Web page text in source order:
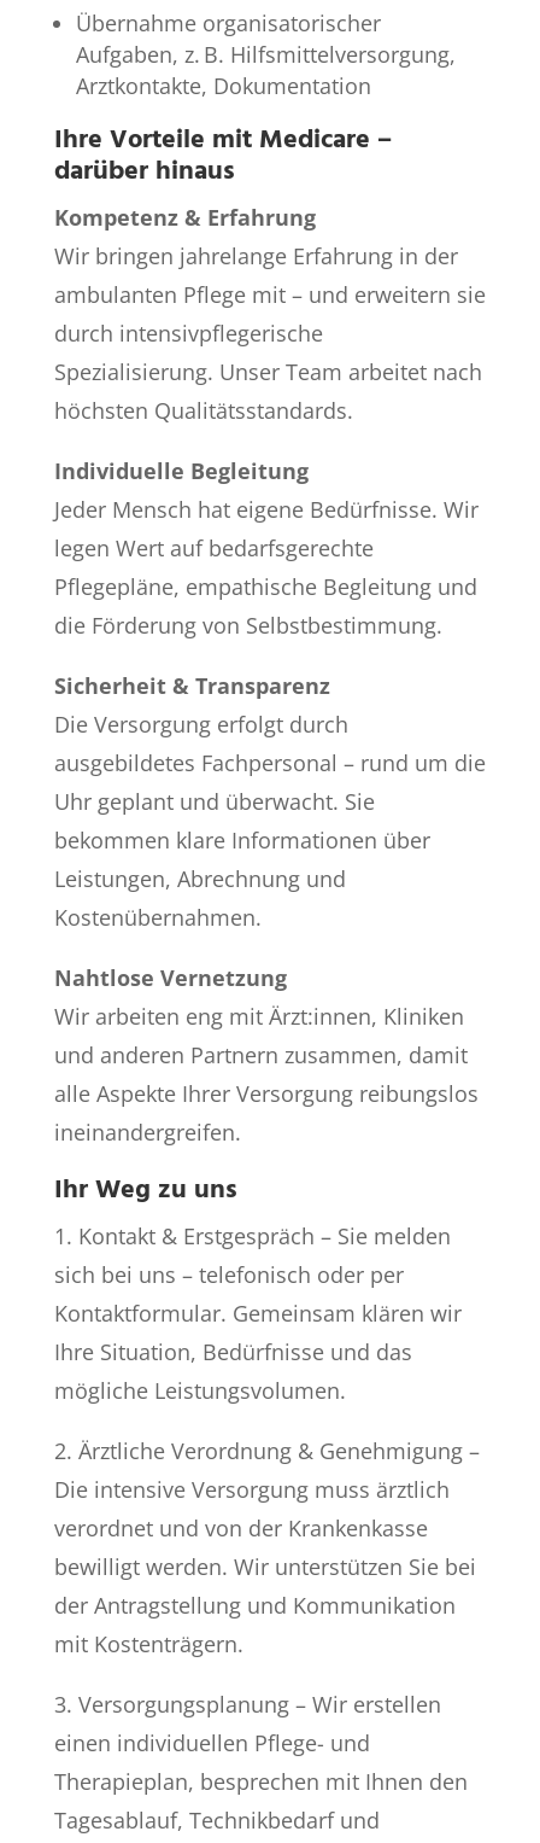
Übernahme organisatorischer
Aufgaben, z. B. Hilfsmittelversorgung,
Arztkontakte, Dokumentation
Ihre Vorteile mit Medicare –
darüber hinaus
Kompetenz & Erfahrung
Wir bringen jahrelange Erfahrung in der
ambulanten Pflege mit – und erweitern sie
durch intensivpflegerische
Spezialisierung. Unser Team arbeitet nach
höchsten Qualitätsstandards.
Individuelle Begleitung
Jeder Mensch hat eigene Bedürfnisse. Wir
legen Wert auf bedarfsgerechte
Pflegepläne, empathische Begleitung und
die Förderung von Selbstbestimmung.
Sicherheit & Transparenz
Die Versorgung erfolgt durch
ausgebildetes Fachpersonal – rund um die
Uhr geplant und überwacht. Sie
bekommen klare Informationen über
Leistungen, Abrechnung und
Kostenübernahmen.
Nahtlose Vernetzung
Wir arbeiten eng mit Ärzt:innen, Kliniken
und anderen Partnern zusammen, damit
alle Aspekte Ihrer Versorgung reibungslos
ineinandergreifen.
Ihr Weg zu uns
1. Kontakt & Erstgespräch – Sie melden
sich bei uns – telefonisch oder per
Kontaktformular. Gemeinsam klären wir
Ihre Situation, Bedürfnisse und das
mögliche Leistungsvolumen.
2. Ärztliche Verordnung & Genehmigung –
Die intensive Versorgung muss ärztlich
verordnet und von der Krankenkasse
bewilligt werden. Wir unterstützen Sie bei
der Antragstellung und Kommunikation
mit Kostenträgern.
3. Versorgungsplanung – Wir erstellen
einen individuellen Pflege- und
Therapieplan, besprechen mit Ihnen den
Tagesablauf, Technikbedarf und